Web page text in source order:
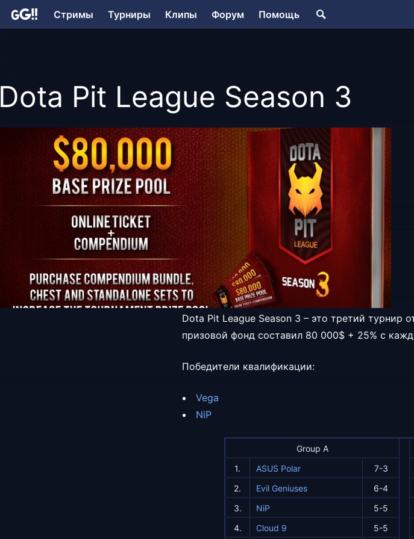
Стримы Турниры Клипы Форум Помощь
Pit League Season 3
Dota Pit League Season 3 – это третий турнир
призовой фонд составил 80 000$ + 25% с
Победители квалификации:
Vega
NiP
Group A
1.
ASUS Polar 7-3
2.
Evil Geniuses 6-4
3.
NiP 5-5
4.
Cloud 9 5-5